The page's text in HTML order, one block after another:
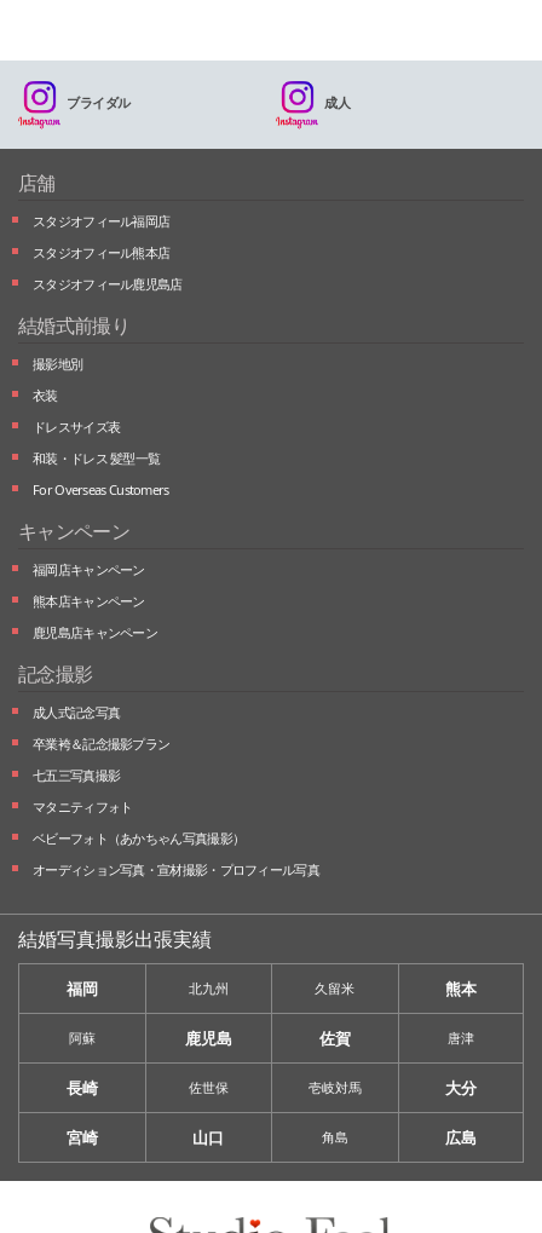
ブライダル 成人
店舗
スタジオフィール福岡店
スタジオフィール熊本店
スタジオフィール鹿児島店
結婚式前撮り
撮影地別
衣装
ドレスサイズ表
和装・ドレス 髪型一覧
For Overseas Customers
キャンペーン
福岡店キャンペーン
熊本店キャンペーン
鹿児島店キャンペーン
記念撮影
成人式記念写真
卒業袴＆記念撮影プラン
七五三写真撮影
マタニティフォト
ベビーフォト （あかちゃん写真撮影）
オーディション写真・ 宣材撮影・ プロフィール写真
結婚写真撮影出張実績
福岡 北九州 久留米 熊本
阿蘇 鹿児島 佐賀 唐津
長崎 佐世保 壱岐対馬 大分
宮崎 山口 角島 広島